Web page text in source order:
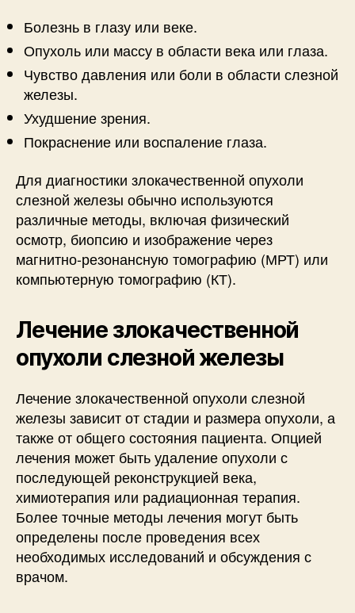
Болезнь в глазу или веке.
Опухоль или массу в области века или глаза.
Чувство давления или боли в области слезной
железы.
Ухудшение зрения.
Покраснение или воспаление глаза.
Для диагностики злокачественной опухоли
слезной железы обычно используются
различные методы, включая физический
осмотр, биопсию и изображение через
магнитно-резонансную томографию (МРТ) или
компьютерную томографию (КТ).
Лечение злокачественной
опухоли слезной железы
Лечение злокачественной опухоли слезной
железы зависит от стадии и размера опухоли, а
также от общего состояния пациента. Опцией
лечения может быть удаление опухоли с
последующей реконструкцией века,
химиотерапия или радиационная терапия.
Более точные методы лечения могут быть
определены после проведения всех
необходимых исследований и обсуждения с
врачом.